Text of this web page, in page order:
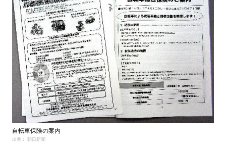
自転車保険の案内
出典： 朝日新聞